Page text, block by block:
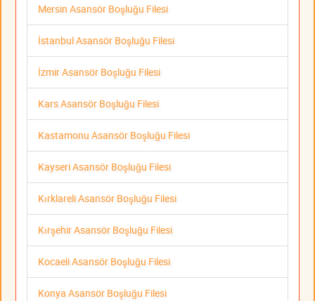
Mersin Asansör Boşluğu Filesi
İstanbul Asansör Boşluğu Filesi
İzmir Asansör Boşluğu Filesi
Kars Asansör Boşluğu Filesi
Kastamonu Asansör Boşluğu Filesi
Kayseri Asansör Boşluğu Filesi
Kırklareli Asansör Boşluğu Filesi
Kırşehir Asansör Boşluğu Filesi
Kocaeli Asansör Boşluğu Filesi
Konya Asansör Boşluğu Filesi